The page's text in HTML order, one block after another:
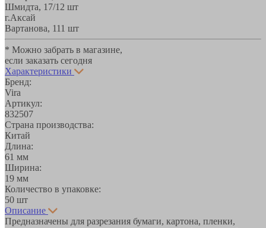
Шмидта, 17/1 2 шт
г.Аксай
Вартанова, 111 шт
* Можно забрать в магазине,
если заказать сегодня
Характеристики
Бренд:
Vira
Артикул:
832507
Страна производства:
Китай
Длина:
61 мм
Ширина:
19 мм
Количество в упаковке:
50 шт
Описание
Предназначены для разрезания бумаги, картона, пленки,